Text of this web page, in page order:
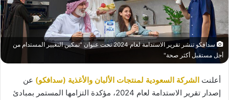
سدافكو تنشر تقرير الاستدامة لعام 2024 تحت عنوان "تمكين التغيير المستدام من
أجل مستقبل أكثر صحة"
أعلنت الشركة السعودية لمنتجات الألبان والأغذية (سدافكو) عن
إصدار تقرير الاستدامة لعام 2024، مؤكدة التزامها المستمر بمبادئ